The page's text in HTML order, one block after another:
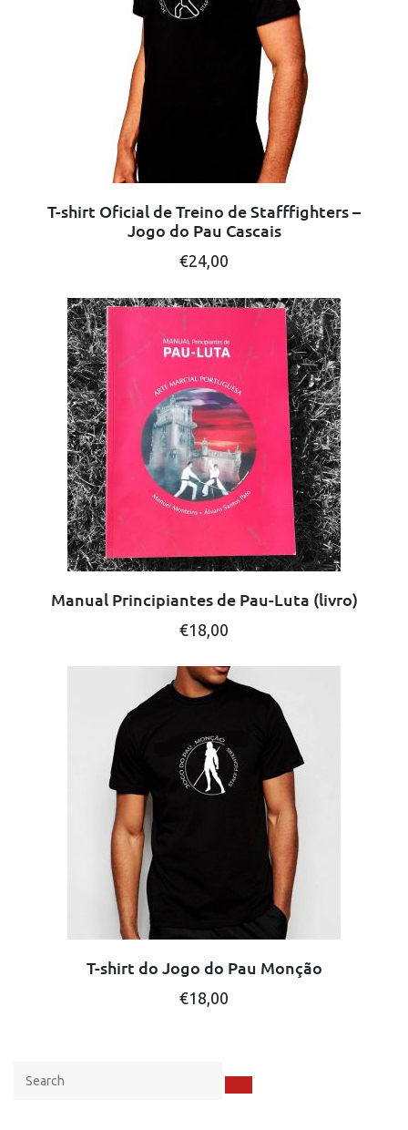
chosen
product
T-shirt Oficial de Treino de Stafffighters –
Jogo do Pau Cascais
€24,00
has
multiple
The
may
be
chosen
on
the
product
page
Manual Principiantes de Pau-Luta (livro)
€18,00
T-shirt do Jogo do Pau Monção
€18,00